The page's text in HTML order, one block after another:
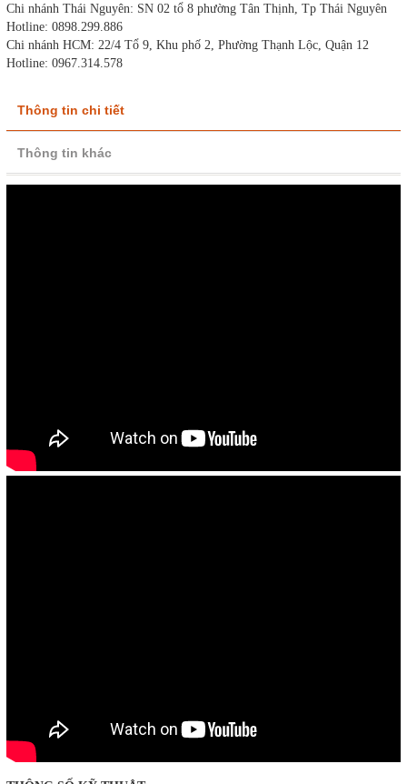
Chi nhánh Thái Nguyên: SN 02 tổ 8 phường Tân Thịnh, Tp Thái Nguyên
Hotline: 0898.299.886
Chi nhánh HCM: 22/4 Tổ 9, Khu phố 2, Phường Thạnh Lộc, Quận 12
Hotline: 0967.314.578
Thông tin chi tiết
Thông tin khác